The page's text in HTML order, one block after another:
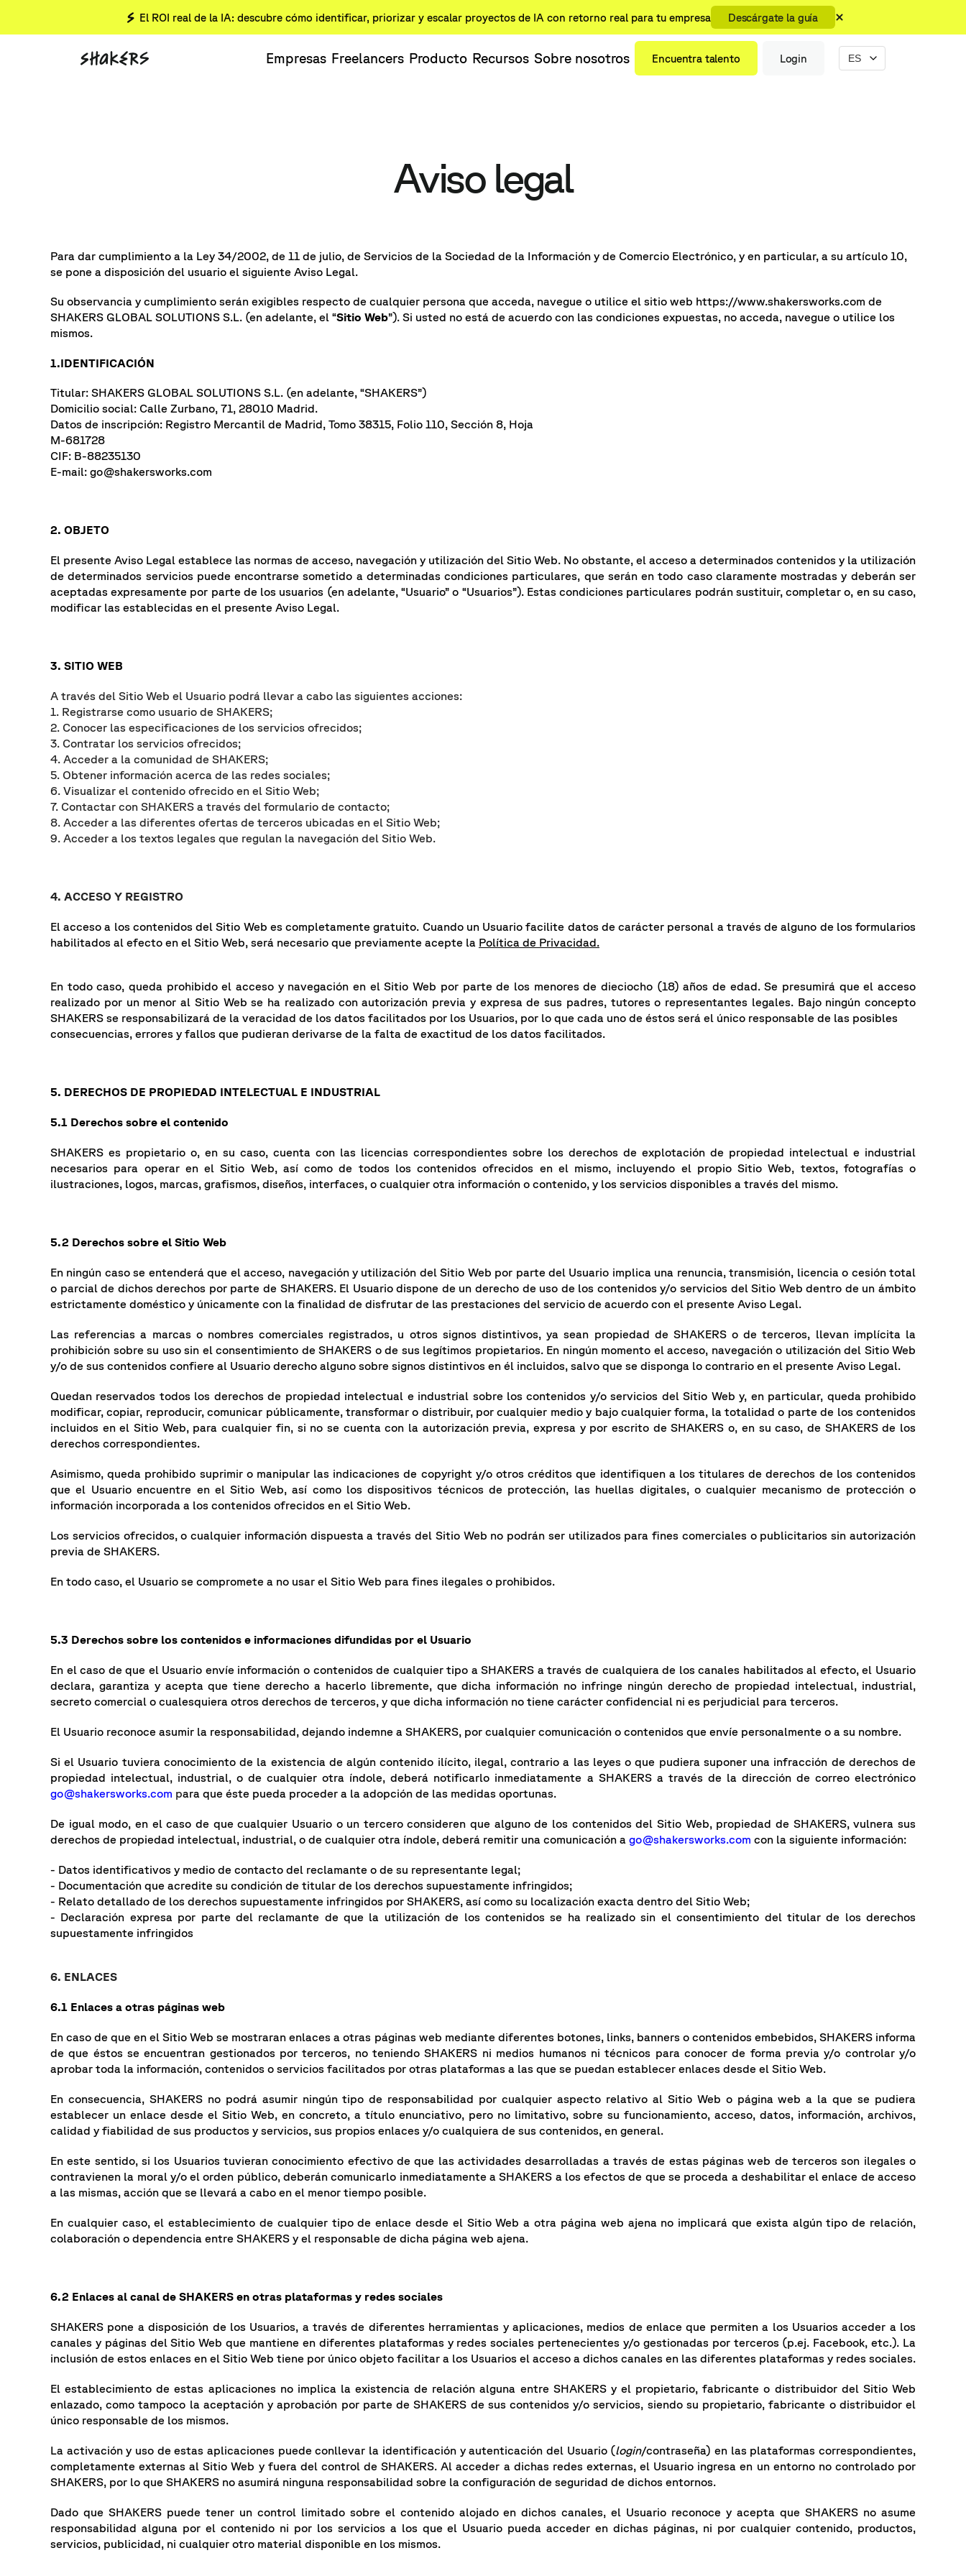
El ROI real de la IA: descubre cómo identificar, priorizar y escalar proyectos de IA con retorno real para tu empresa Descárgate la guía
Empresas Freelancers Producto Recursos Sobre nosotros Encuentra talento Login
Aviso legal
Para dar cumplimiento a la Ley 34/2002, de 11 de julio, de Servicios de la Sociedad de la Información y de Comercio Electrónico, y en particular, a su artículo 10,
se pone a disposición del usuario el siguiente Aviso Legal.
Su observancia y cumplimiento serán exigibles respecto de cualquier persona que acceda, navegue o utilice el sitio web https://www.shakersworks.com de
SHAKERS GLOBAL SOLUTIONS S.L. (en adelante, el “Sitio Web”). Si usted no está de acuerdo con las condiciones expuestas, no acceda, navegue o utilice los
mismos.
1.IDENTIFICACIÓN
Titular: SHAKERS GLOBAL SOLUTIONS S.L. (en adelante, “SHAKERS”)
Domicilio social: Calle Zurbano, 71, 28010 Madrid.
Datos de inscripción: Registro Mercantil de Madrid, Tomo 38315, Folio 110, Sección 8, Hoja
M-681728
CIF: B-88235130
E-mail: go@shakersworks.com
2. OBJETO
El presente Aviso Legal establece las normas de acceso, navegación y utilización del Sitio Web. No obstante, el acceso a determinados contenidos y la utilización
de determinados servicios puede encontrarse sometido a determinadas condiciones particulares, que serán en todo caso claramente mostradas y deberán ser
aceptadas expresamente por parte de los usuarios (en adelante, “Usuario” o “Usuarios”). Estas condiciones particulares podrán sustituir, completar o, en su caso,
modificar las establecidas en el presente Aviso Legal.
3. SITIO WEB
A través del Sitio Web el Usuario podrá llevar a cabo las siguientes acciones:
1. Registrarse como usuario de SHAKERS;
2. Conocer las especificaciones de los servicios ofrecidos;
3. Contratar los servicios ofrecidos;
4. Acceder a la comunidad de SHAKERS;
5. Obtener información acerca de las redes sociales;
6. Visualizar el contenido ofrecido en el Sitio Web;
7. Contactar con SHAKERS a través del formulario de contacto;
8. Acceder a las diferentes ofertas de terceros ubicadas en el Sitio Web;
9. Acceder a los textos legales que regulan la navegación del Sitio Web.
4. ACCESO Y REGISTRO
El acceso a los contenidos del Sitio Web es completamente gratuito. Cuando un Usuario facilite datos de carácter personal a través de alguno de los formularios
habilitados al efecto en el Sitio Web, será necesario que previamente acepte la Política de Privacidad.
En todo caso, queda prohibido el acceso y navegación en el Sitio Web por parte de los menores de dieciocho (18) años de edad. Se presumirá que el acceso
realizado por un menor al Sitio Web se ha realizado con autorización previa y expresa de sus padres, tutores o representantes legales. Bajo ningún concepto
SHAKERS se responsabilizará de la veracidad de los datos facilitados por los Usuarios, por lo que cada uno de éstos será el único responsable de las posibles
consecuencias, errores y fallos que pudieran derivarse de la falta de exactitud de los datos facilitados.
5. DERECHOS DE PROPIEDAD INTELECTUAL E INDUSTRIAL
5.1 Derechos sobre el contenido
SHAKERS es propietario o, en su caso, cuenta con las licencias correspondientes sobre los derechos de explotación de propiedad intelectual e industrial
necesarios para operar en el Sitio Web, así como de todos los contenidos ofrecidos en el mismo, incluyendo el propio Sitio Web, textos, fotografías o
ilustraciones, logos, marcas, grafismos, diseños, interfaces, o cualquier otra información o contenido, y los servicios disponibles a través del mismo.
5.2 Derechos sobre el Sitio Web
En ningún caso se entenderá que el acceso, navegación y utilización del Sitio Web por parte del Usuario implica una renuncia, transmisión, licencia o cesión total
o parcial de dichos derechos por parte de SHAKERS. El Usuario dispone de un derecho de uso de los contenidos y/o servicios del Sitio Web dentro de un ámbito
estrictamente doméstico y únicamente con la finalidad de disfrutar de las prestaciones del servicio de acuerdo con el presente Aviso Legal.
Las referencias a marcas o nombres comerciales registrados, u otros signos distintivos, ya sean propiedad de SHAKERS o de terceros, llevan implícita la
prohibición sobre su uso sin el consentimiento de SHAKERS o de sus legítimos propietarios. En ningún momento el acceso, navegación o utilización del Sitio Web
y/o de sus contenidos confiere al Usuario derecho alguno sobre signos distintivos en él incluidos, salvo que se disponga lo contrario en el presente Aviso Legal.
Quedan reservados todos los derechos de propiedad intelectual e industrial sobre los contenidos y/o servicios del Sitio Web y, en particular, queda prohibido
modificar, copiar, reproducir, comunicar públicamente, transformar o distribuir, por cualquier medio y bajo cualquier forma, la totalidad o parte de los contenidos
incluidos en el Sitio Web, para cualquier fin, si no se cuenta con la autorización previa, expresa y por escrito de SHAKERS o, en su caso, de SHAKERS de los
derechos correspondientes.
Asimismo, queda prohibido suprimir o manipular las indicaciones de copyright y/o otros créditos que identifiquen a los titulares de derechos de los contenidos
que el Usuario encuentre en el Sitio Web, así como los dispositivos técnicos de protección, las huellas digitales, o cualquier mecanismo de protección o
información incorporada a los contenidos ofrecidos en el Sitio Web.
Los servicios ofrecidos, o cualquier información dispuesta a través del Sitio Web no podrán ser utilizados para fines comerciales o publicitarios sin autorización
previa de SHAKERS.
En todo caso, el Usuario se compromete a no usar el Sitio Web para fines ilegales o prohibidos.
5.3 Derechos sobre los contenidos e informaciones difundidas por el Usuario
En el caso de que el Usuario envíe información o contenidos de cualquier tipo a SHAKERS a través de cualquiera de los canales habilitados al efecto, el Usuario
declara, garantiza y acepta que tiene derecho a hacerlo libremente, que dicha información no infringe ningún derecho de propiedad intelectual, industrial,
secreto comercial o cualesquiera otros derechos de terceros, y que dicha información no tiene carácter confidencial ni es perjudicial para terceros.
El Usuario reconoce asumir la responsabilidad, dejando indemne a SHAKERS, por cualquier comunicación o contenidos que envíe personalmente o a su nombre.
Si el Usuario tuviera conocimiento de la existencia de algún contenido ilícito, ilegal, contrario a las leyes o que pudiera suponer una infracción de derechos de
propiedad intelectual, industrial, o de cualquier otra índole, deberá notificarlo inmediatamente a SHAKERS a través de la dirección de correo electrónico
go@shakersworks.com para que éste pueda proceder a la adopción de las medidas oportunas.
De igual modo, en el caso de que cualquier Usuario o un tercero consideren que alguno de los contenidos del Sitio Web, propiedad de SHAKERS, vulnera sus
derechos de propiedad intelectual, industrial, o de cualquier otra índole, deberá remitir una comunicación a go@shakersworks.com con la siguiente información:
- Datos identificativos y medio de contacto del reclamante o de su representante legal;
- Documentación que acredite su condición de titular de los derechos supuestamente infringidos;
- Relato detallado de los derechos supuestamente infringidos por SHAKERS, así como su localización exacta dentro del Sitio Web;
- Declaración expresa por parte del reclamante de que la utilización de los contenidos se ha realizado sin el consentimiento del titular de los derechos
supuestamente infringidos
6. ENLACES
6.1 Enlaces a otras páginas web
En caso de que en el Sitio Web se mostraran enlaces a otras páginas web mediante diferentes botones, links, banners o contenidos embebidos, SHAKERS informa
de que éstos se encuentran gestionados por terceros, no teniendo SHAKERS ni medios humanos ni técnicos para conocer de forma previa y/o controlar y/o
aprobar toda la información, contenidos o servicios facilitados por otras plataformas a las que se puedan establecer enlaces desde el Sitio Web.
En consecuencia, SHAKERS no podrá asumir ningún tipo de responsabilidad por cualquier aspecto relativo al Sitio Web o página web a la que se pudiera
establecer un enlace desde el Sitio Web, en concreto, a título enunciativo, pero no limitativo, sobre su funcionamiento, acceso, datos, información, archivos,
calidad y fiabilidad de sus productos y servicios, sus propios enlaces y/o cualquiera de sus contenidos, en general.
En este sentido, si los Usuarios tuvieran conocimiento efectivo de que las actividades desarrolladas a través de estas páginas web de terceros son ilegales o
contravienen la moral y/o el orden público, deberán comunicarlo inmediatamente a SHAKERS a los efectos de que se proceda a deshabilitar el enlace de acceso
a las mismas, acción que se llevará a cabo en el menor tiempo posible.
En cualquier caso, el establecimiento de cualquier tipo de enlace desde el Sitio Web a otra página web ajena no implicará que exista algún tipo de relación,
colaboración o dependencia entre SHAKERS y el responsable de dicha página web ajena.
6.2 Enlaces al canal de SHAKERS en otras plataformas y redes sociales
SHAKERS pone a disposición de los Usuarios, a través de diferentes herramientas y aplicaciones, medios de enlace que permiten a los Usuarios acceder a los
canales y páginas del Sitio Web que mantiene en diferentes plataformas y redes sociales pertenecientes y/o gestionadas por terceros (p.ej. Facebook, etc.). La
inclusión de estos enlaces en el Sitio Web tiene por único objeto facilitar a los Usuarios el acceso a dichos canales en las diferentes plataformas y redes sociales.
El establecimiento de estas aplicaciones no implica la existencia de relación alguna entre SHAKERS y el propietario, fabricante o distribuidor del Sitio Web
enlazado, como tampoco la aceptación y aprobación por parte de SHAKERS de sus contenidos y/o servicios, siendo su propietario, fabricante o distribuidor el
único responsable de los mismos.
La activación y uso de estas aplicaciones puede conllevar la identificación y autenticación del Usuario (login/contraseña) en las plataformas correspondientes,
completamente externas al Sitio Web y fuera del control de SHAKERS. Al acceder a dichas redes externas, el Usuario ingresa en un entorno no controlado por
SHAKERS, por lo que SHAKERS no asumirá ninguna responsabilidad sobre la configuración de seguridad de dichos entornos.
Dado que SHAKERS puede tener un control limitado sobre el contenido alojado en dichos canales, el Usuario reconoce y acepta que SHAKERS no asume
responsabilidad alguna por el contenido ni por los servicios a los que el Usuario pueda acceder en dichas páginas, ni por cualquier contenido, productos,
servicios, publicidad, ni cualquier otro material disponible en los mismos.